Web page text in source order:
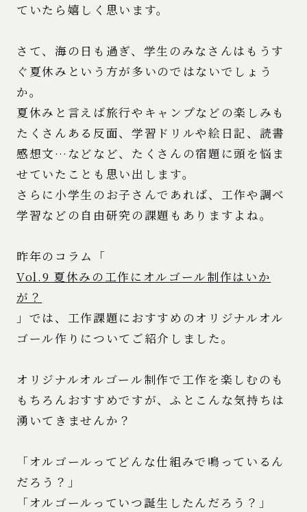
ていたら嬉しく思います。
さて、海の日も過ぎ、学生のみなさんはもうす
ぐ夏休みという方が多いのではないでしょう
か。
夏休みと言えば旅行やキャンプなどの楽しみも
たくさんある反面、学習ドリルや絵日記、読書
感想文…などなど、たくさんの宿題に頭を悩ま
せていたことも思い出します。
さらに小学生のお子さんであれば、工作や調べ
学習などの自由研究の課題もありますよね。
昨年のコラム「
Vol.9 夏休みの工作にオルゴール制作はいか
が？
」では、工作課題におすすめのオリジナルオル
ゴール作りについてご紹介しました。
オリジナルオルゴール制作で工作を楽しむのも
もちろんおすすめですが、ふとこんな気持ちは
湧いてきませんか？
「オルゴールってどんな仕組みで鳴っているん
だろう？」
「オルゴールっていつ誕生したんだろう？」